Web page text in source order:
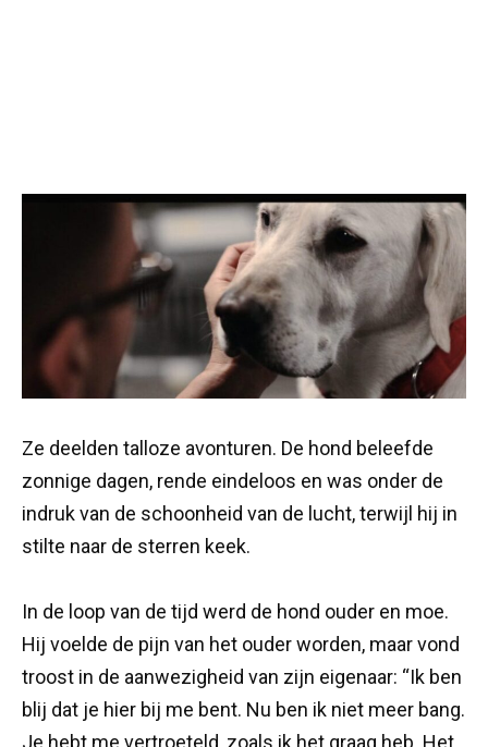
Ze deelden talloze avonturen. De hond beleefde
zonnige dagen, rende eindeloos en was onder de
indruk van de schoonheid van de lucht, terwijl hij in
stilte naar de sterren keek.
In de loop van de tijd werd de hond ouder en moe.
Hij voelde de pijn van het ouder worden, maar vond
troost in de aanwezigheid van zijn eigenaar: “Ik ben
blij dat je hier bij me bent. Nu ben ik niet meer bang.